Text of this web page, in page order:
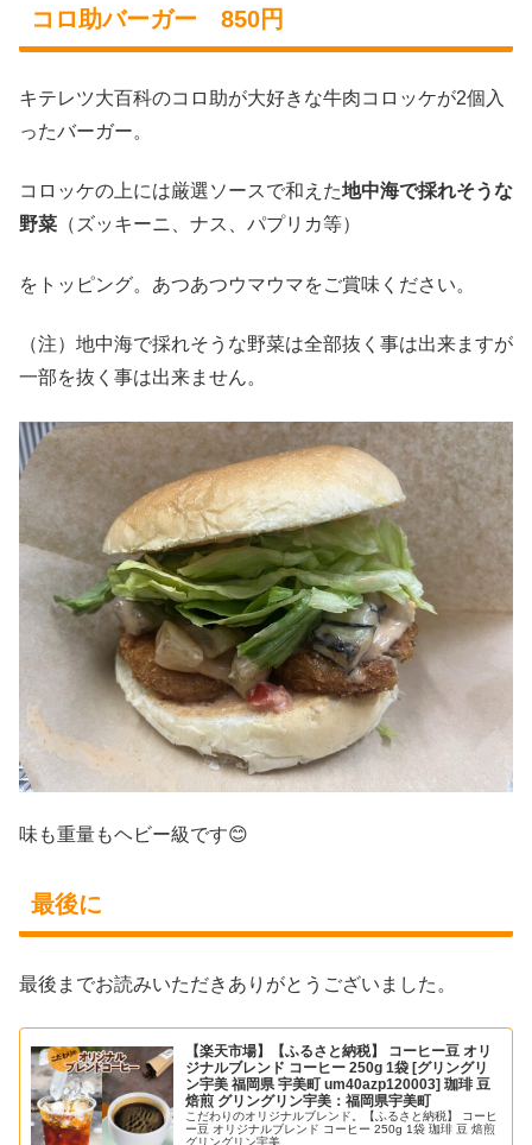
コロ助バーガー 850円
キテレツ大百科のコロ助が大好きな牛肉コロッケが2個入
ったバーガー。
コロッケの上には厳選ソースで和えた地中海で採れそうな
野菜 （ズッキーニ、ナス、パプリカ等）
をトッピング。あつあつウマウマをご賞味ください。
（注）地中海で採れそうな野菜は全部抜く事は出来ますが
一部を抜く事は出来ません。
味も重量もヘビー級です😊
最後に
最後までお読みいただきありがとうございました。
【楽天市場】【ふるさと納税】 コーヒー豆 オリ
ジナルブレンド コーヒー 250g 1袋 [グリングリ
ン宇美 福岡県 宇美町 um40azp120003] 珈琲 豆
焙煎 グリングリン宇美：福岡県宇美町
こだわりのオリジナルブレンド。【ふるさと納税】 コーヒ
ー豆 オリジナルブレンド コーヒー 250g 1袋 珈琲 豆 焙煎